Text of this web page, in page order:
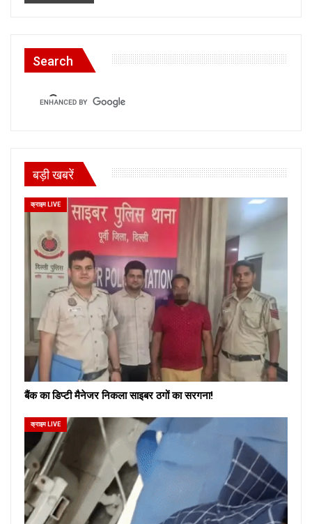
Search
बड़ी खबरें
क्राइम LIVE
बैंक का डिप्टी मैनेजर निकला साइबर ठगों का सरगना!
क्राइम LIVE